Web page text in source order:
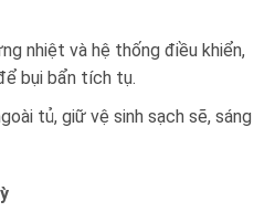
nhiệt và hệ thống điều khiển,
bụi bẩn tích tụ.
tủ, giữ vệ sinh sạch sẽ, sáng